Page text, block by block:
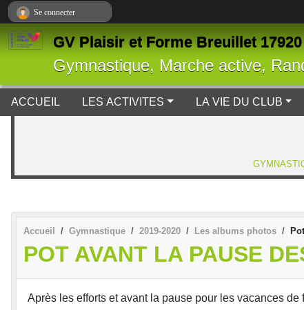
GV Plaisir et Forme Breuillet 17920
Gymnastique, Marche active,
ACCUEIL LES ACTIVITES LA VIE DU CLUB
Accueil Gymnastique 2019-2020 Les albums photos
POT AVANT LA PAUSE
Après les efforts et avant la pause pour les vacances
Se connecter
Panneau de gestion des cookies